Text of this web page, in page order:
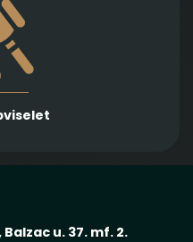
nyújtunk rutinos
városi/kerületi és
valamint ítélőtáblák előtt
u. 37. mf. 2.